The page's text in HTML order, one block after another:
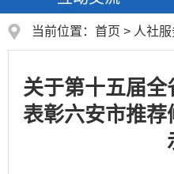
当前位置： 首页 > 人社
关于第十五届
表彰六安市推